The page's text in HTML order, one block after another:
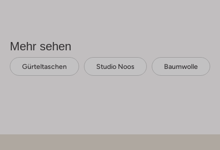
Mehr sehen
Gürteltaschen Studio Noos Baumwolle